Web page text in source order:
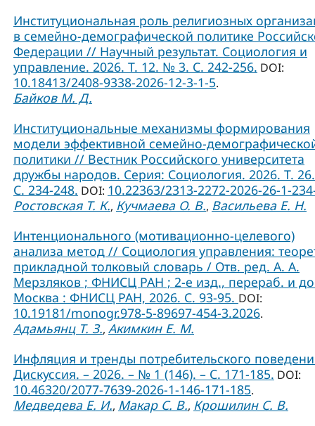
Институциональная роль религиозных
в семейно-демографической политике
Федерации // Научный результат. Социология и
управление. 2026. Т. 12. № 3. С. 242-256. DOI:
10.18413/2408-9338-2026-12-3-1-5.
Байков М. Д.
Институциональные механизмы формирования
модели эффективной семейно-
политики // Вестник Российского университета
дружбы народов. Серия: Социология. 2026. Т.
C. 234-248. DOI: 10.22363/2313-2272-2026-26-1-
Ростовская Т. К., Кучмаева О. В., Васильева Е. Н.
Интенционального (мотивационно-целевого)
анализа метод // Социология управления:
прикладной толковый словарь / Отв. ред. А. А.
Мерзляков ; ФНИСЦ РАН ; 2-е изд., перераб. и
Москва : ФНИСЦ РАН, 2026. С. 93-95. DOI:
10.19181/monogr.978-5-89697-454-3.2026.
Адамьянц Т. З., Акимкин Е. М.
Инфляция и тренды потребительского
Дискуссия. – 2026. – № 1 (146). – С. 171-185. DOI:
10.46320/2077-7639-2026-1-146-171-185.
Медведева Е. И., Макар С. В., Крошилин С. В.